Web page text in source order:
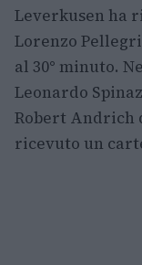
Leverkusen ha
Lorenzo
al 30° minuto.
Leonardo
Robert Andrich
ricevuto un